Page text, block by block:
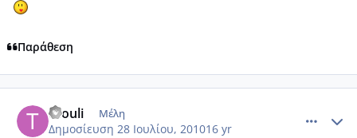
Παράθεση
thouli Μέλη
Δημοσίευση 28 Ιουλίου, 201016 yr